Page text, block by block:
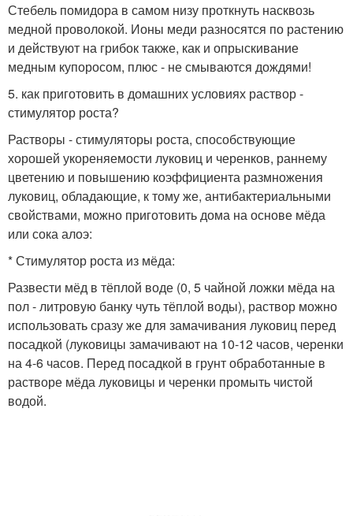
Стебель помидора в самом низу проткнуть насквозь
медной проволокой. Ионы меди разносятся по растению
и действуют на грибок также, как и опрыскивание
медным купоросом, плюс - не смываются дождями!
5. как приготовить в домашних условиях раствор -
стимулятор роста?
Растворы - стимуляторы роста, способствующие
хорошей укореняемости луковиц и черенков, раннему
цветению и повышению коэффициента размножения
луковиц, обладающие, к тому же, антибактериальными
свойствами, можно приготовить дома на основе мёда
или сока алоэ:
* Стимулятор роста из мёда:
Развести мёд в тёплой воде (0, 5 чайной ложки мёда на
пол - литровую банку чуть тёплой воды), раствор можно
использовать сразу же для замачивания луковиц перед
посадкой (луковицы замачивают на 10-12 часов, черенки
на 4-6 часов. Перед посадкой в грунт обработанные в
растворе мёда луковицы и черенки промыть чистой
водой.